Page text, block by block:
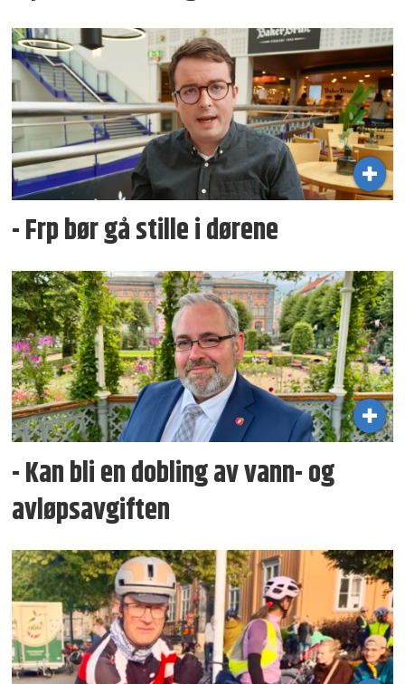
- Frp bør gå stille i dørene
- Kan bli en dobling av vann- og
avløpsavgiften